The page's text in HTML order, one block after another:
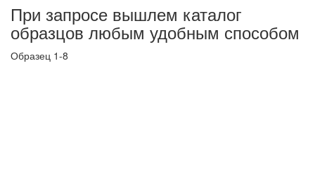
При запросе вышлем каталог
образцов любым удобным способом
Образец 1-8